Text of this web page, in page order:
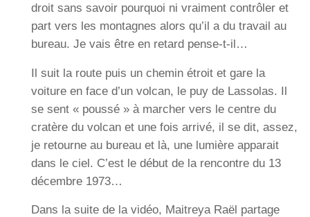
droit sans savoir pourquoi ni vraiment contrôler et
part vers les montagnes alors qu’il a du travail au
bureau. Je vais être en retard pense-t-il…
Il suit la route puis un chemin étroit et gare la
voiture en face d’un volcan, le puy de Lassolas. Il
se sent « poussé » à marcher vers le centre du
cratère du volcan et une fois arrivé, il se dit, assez,
je retourne au bureau et là, une lumière apparait
dans le ciel. C’est le début de la rencontre du 13
décembre 1973…
Dans la suite de la vidéo, Maitreya Raël partage